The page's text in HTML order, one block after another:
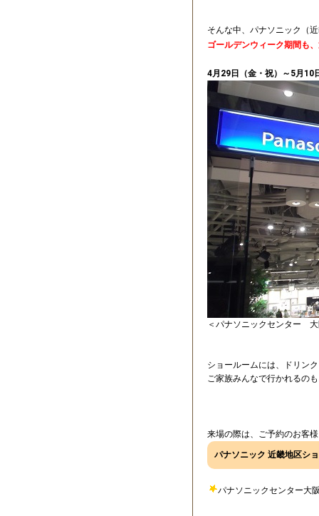
そんな中、パナソニック（
ゴールデンウィーク期間も
4月29日（金・祝）～5月10
＜パナソニックセンター
ショールームには、ドリン
ご家族みんなで行かれるの
来場の際は、ご予約のお客
パナソニック 近畿地区シ
パナソニックセンター